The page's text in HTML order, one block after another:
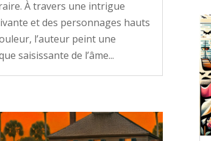
À travers une intrigue
et des personnages hauts
l’auteur peint une
saisissante de l’âme...